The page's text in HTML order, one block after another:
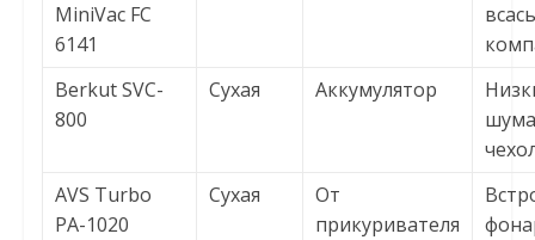
MiniVac FC
6141
Berkut SVC-
800
Сухая Аккумулятор
AVS Turbo
PA-1020
Сухая
От
прикуривателя